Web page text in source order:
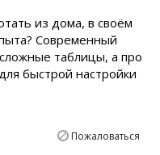
из дома, в своём
Современный
таблицы, а про
быстрой настройки
Пожаловаться